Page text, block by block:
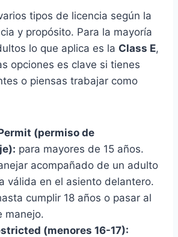
tipos de licencia según la
y propósito. Para la mayoría
lo que aplica es la Class E,
opciones es clave si tienes
o piensas trabajar como
(permiso de
para mayores de 15 años.
acompañado de un adulto
válida en el asiento delantero.
cumplir 18 años o pasar al
manejo.
(menores 16-17):